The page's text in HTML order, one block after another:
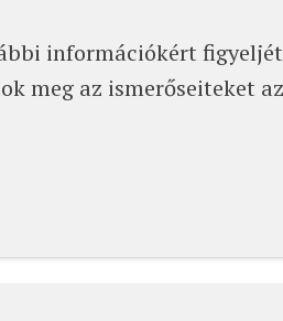
információkért
meg az ismerőseiteket az